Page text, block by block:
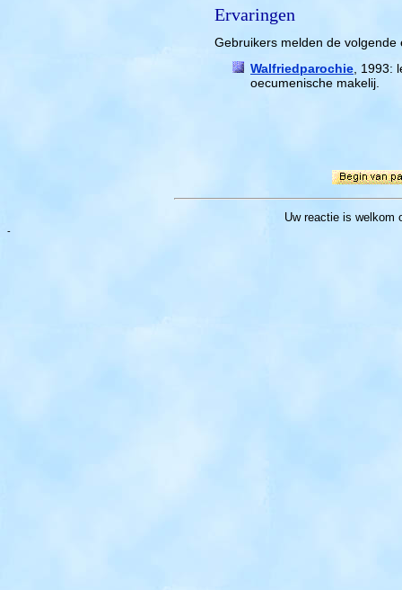
Ervaringen
Gebruikers melden de volgende
Walfriedparochie, 1993:
oecumenische makelij.
Uw reactie is welkom
-